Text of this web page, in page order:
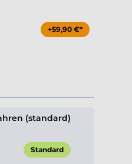
+59,90 €*
(standard)
Standard